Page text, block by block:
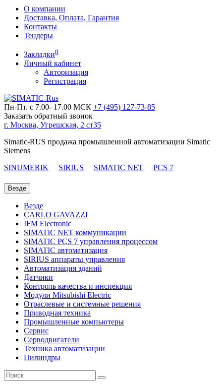
О компании
Доставка, Оплата, Гарантия
Контакты
Тендеры
Закладки0
Личный кабинет
Авторизация
Регистрация
Пн-Пт. с 7.00- 17.00 МСК +7 (495) 127-73-85
Заказать обратный звонок
г. Москва, Угрешская, 2 ст35
Simatic-RUS продажа промышленной автоматизации Simatic
Siemens
SINUMERIK
SIRIUS SIMATIC NET PCS 7
Везде
Везде
CARLO GAVAZZI
IFM Electronic
SIMATIC NET коммуникации
SIMATIC PCS 7 управления процессом
SIMATIC автоматизация
SIRIUS аппараты управления
Автоматизация зданий
Датчики
Контроль качества и инспекция
Модули Mitsubishi Electric
Отраслевые и системные решения
Приводная техника
Промышленные компьютеры
Сервис
Серводвигатели
Техника автоматизации
Цилиндры